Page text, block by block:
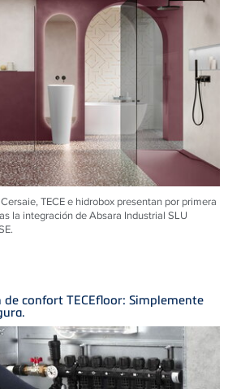
TECE e hidrobox presentan por primera
la integración de Absara Industrial SLU
de confort TECEfloor: Simplemente